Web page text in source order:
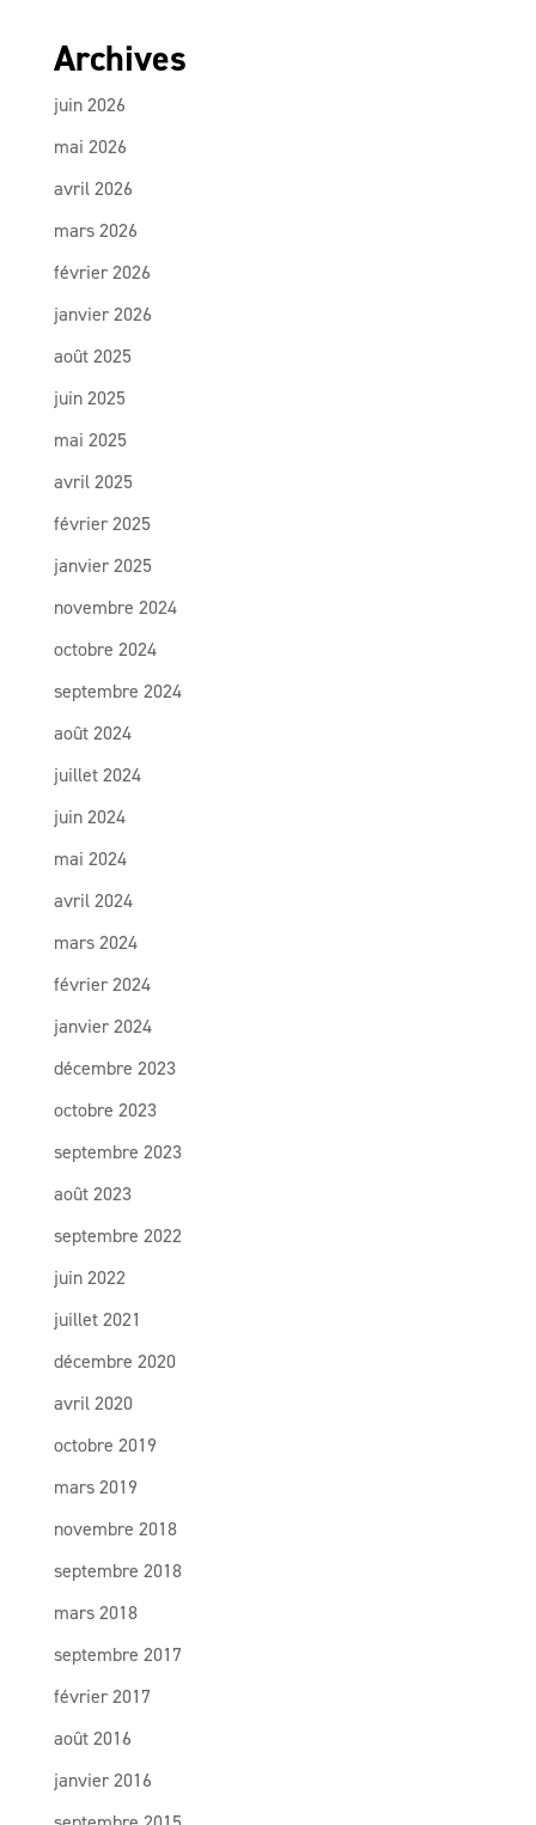
Archives
juin 2026
mai 2026
avril 2026
mars 2026
février 2026
janvier 2026
août 2025
juin 2025
mai 2025
avril 2025
février 2025
janvier 2025
novembre 2024
octobre 2024
septembre 2024
août 2024
juillet 2024
juin 2024
mai 2024
avril 2024
mars 2024
février 2024
janvier 2024
décembre 2023
octobre 2023
septembre 2023
août 2023
septembre 2022
juin 2022
juillet 2021
décembre 2020
avril 2020
octobre 2019
mars 2019
novembre 2018
septembre 2018
mars 2018
septembre 2017
février 2017
août 2016
janvier 2016